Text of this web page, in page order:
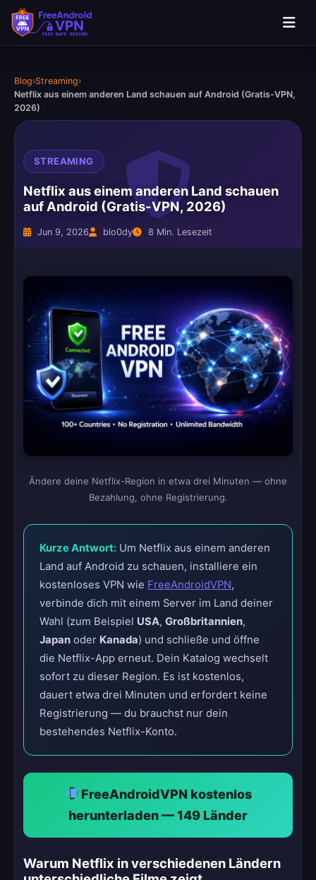
Blog›Streaming›
Netflix aus einem anderen Land schauen auf Android (Gratis-VPN,
2026)
STREAMING
Netflix aus einem anderen Land schauen
auf Android (Gratis-VPN, 2026)
Jun 9, 2026 blo0dy 8 Min. Lesezeit
Ändere deine Netflix-Region in etwa drei Minuten — ohne
Bezahlung, ohne Registrierung.
Kurze Antwort: Um Netflix aus einem anderen
Land auf Android zu schauen, installiere ein
kostenloses VPN wie FreeAndroidVPN,
verbinde dich mit einem Server im Land deiner
Wahl (zum Beispiel USA, Großbritannien,
Japan oder Kanada) und schließe und öffne
die Netflix-App erneut. Dein Katalog wechselt
sofort zu dieser Region. Es ist kostenlos,
dauert etwa drei Minuten und erfordert keine
Registrierung — du brauchst nur dein
bestehendes Netflix-Konto.
FreeAndroidVPN kostenlos
herunterladen — 149 Länder
Warum Netflix in verschiedenen Ländern